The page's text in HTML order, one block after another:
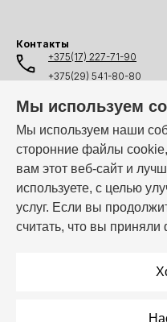
Мы используем
Мы используем наши
сторонние файлы
вам этот веб-сайт и
используете, с целью
услуг. Если вы
считать, что вы
Контакты
+375(17) 227-71-90
+375(29) 541-80-80
+375(44) 541-80-80
info@i-ven.by
Мы в
Режим